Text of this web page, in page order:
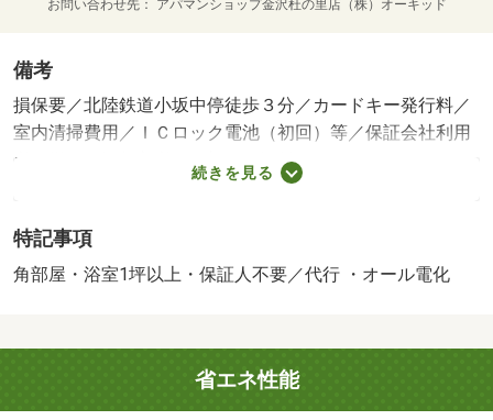
お問い合わせ先 アパマンショップ金沢杜の里店（株）オーキッド
備考
損保要／北陸鉄道小坂中停徒歩３分／カードキー発行料／
室内清掃費用／ＩＣロック電池（初回）等／保証会社利用
必：機関保証加入必須。初回保証料３５０００円、月額保
証料賃料等総額の１％＋８００円／月（その他商品あり）
費］ルームクリーニング料金にエアコンクリーニング費用
を含みます。 保証会社：株式会社イントラスト／バスト
／シューズボックス／追焚機能浴室／角住戸／温水洗浄便
座／駐輪場／宅配ボックス／敷金不要／対面式キッチン／
ＩＨクッキングヒーター／照明付／全居室洋室／ウォーク
続きを見る
特記事項
角部屋・浴室1坪以上・保証人不要／代行 ・オール電化
省エネ性能